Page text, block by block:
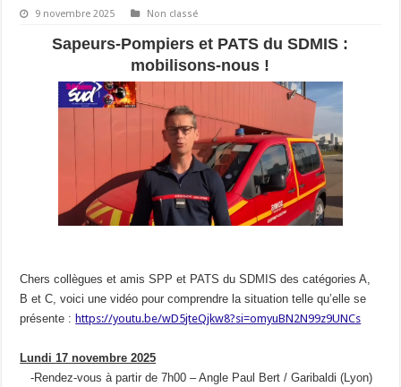
9 novembre 2025 Non classé
Sapeurs-Pompiers et PATS du SDMIS :
mobilisons-nous !
Chers collègues et amis SPP et PATS du SDMIS des catégories A,
B et C, voici une vidéo pour comprendre la situation telle qu’elle se
présente : https://youtu.be/wD5jteQjkw8?si=omyuBN2N99z9UNCs
Lundi 17 novembre 2025
-Rendez-vous à partir de 7h00 – Angle Paul Bert / Garibaldi (Lyon)